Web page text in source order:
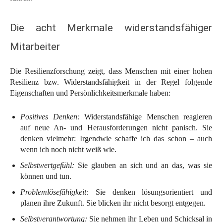
Die acht Merkmale widerstandsfähiger
Mitarbeiter
Die Resilienzforschung zeigt, dass Menschen mit einer hohen
Resilienz bzw. Widerstandsfähigkeit in der Regel folgende
Eigenschaften und Persönlichkeitsmerkmale haben:
Positives Denken: Widerstandsfähige Menschen reagieren
auf neue An- und Herausforderungen nicht panisch. Sie
denken vielmehr: Irgendwie schaffe ich das schon – auch
wenn ich noch nicht weiß wie.
Selbstwertgefühl: Sie glauben an sich und an das, was sie
können und tun.
Problemlösefähigkeit: Sie denken lösungsorientiert und
planen ihre Zukunft. Sie blicken ihr nicht besorgt entgegen.
Selbstverantwortung: Sie nehmen ihr Leben und Schicksal in